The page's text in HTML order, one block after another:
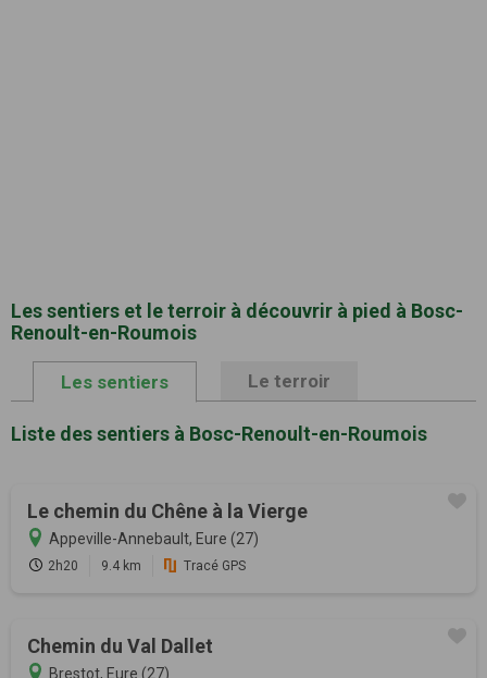
Les sentiers et le terroir à découvrir à pied à Bosc-
Renoult-en-Roumois
Les sentiers Le terroir
Liste des sentiers à Bosc-Renoult-en-Roumois
Le chemin du Chêne à la Vierge
Appeville-Annebault, Eure (27)
2h20 9.4 km Tracé GPS
Chemin du Val Dallet
Brestot, Eure (27)